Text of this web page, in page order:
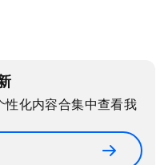
性化内容合集中查看我